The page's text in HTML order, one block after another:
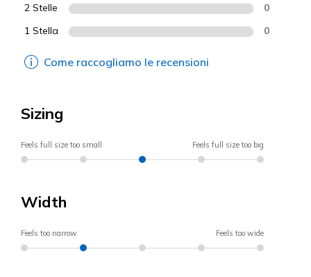
2 Stelle 0
1 Stella 0
Come raccogliamo le recensioni
Sizing
Feels full size too small Feels full size too big
Width
Feels too narrow Feels too wide